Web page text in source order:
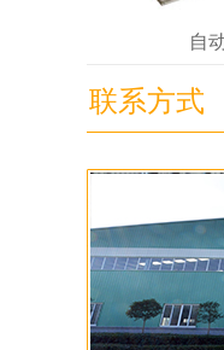
自
联系方式